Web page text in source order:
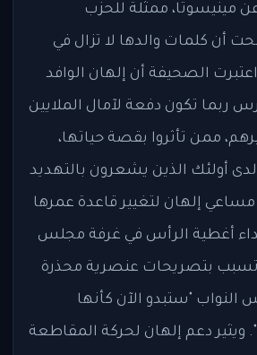
مينيسوتا، ممثلة للحزب
أن كلمات والدها لا تزال في
الصحيفة أن إلهان الوافد
ربما تكون دفعة لآمال الملايين
ممن تأثروا بقصة حياتها،
أولئك الذين يشعرون بالتهديد
إلهان لتغيير قاعدة عمرها
ارتداء أغطية الرأس في غرفة مجلس
تسبب بتصريحات عنصرية محذرة
"ستبدو الآن كأنها
ويثير دعم إلهان لحركة المقاطعة